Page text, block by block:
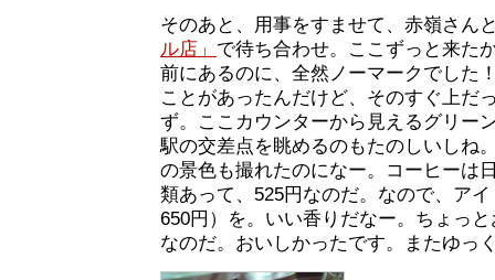
そのあと、用事をすませて、赤嶺さん
ル店」 で待ち合わせ。ここずっと来た
前にあるのに、全然ノーマークでした
ことがあったんだけど、そのすぐ上だ
ず。ここカウンターから見えるグリー
駅の交差点を眺めるのもたのしいしね
の景色も撮れたのになー。コーヒーは
類あって、525円なのだ。なので、ア
650円）を。いい香りだなー。ちょっ
なのだ。おいしかったです。またゆっ